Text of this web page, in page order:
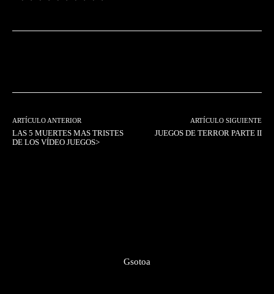
ARTÍCULO ANTERIOR
LAS 5 MUERTES MAS TRISTES
DE LOS VÍDEO JUEGOS>
ARTÍCULO SIGUIENTE
JUEGOS DE TERROR PARTE II
Gsotoa